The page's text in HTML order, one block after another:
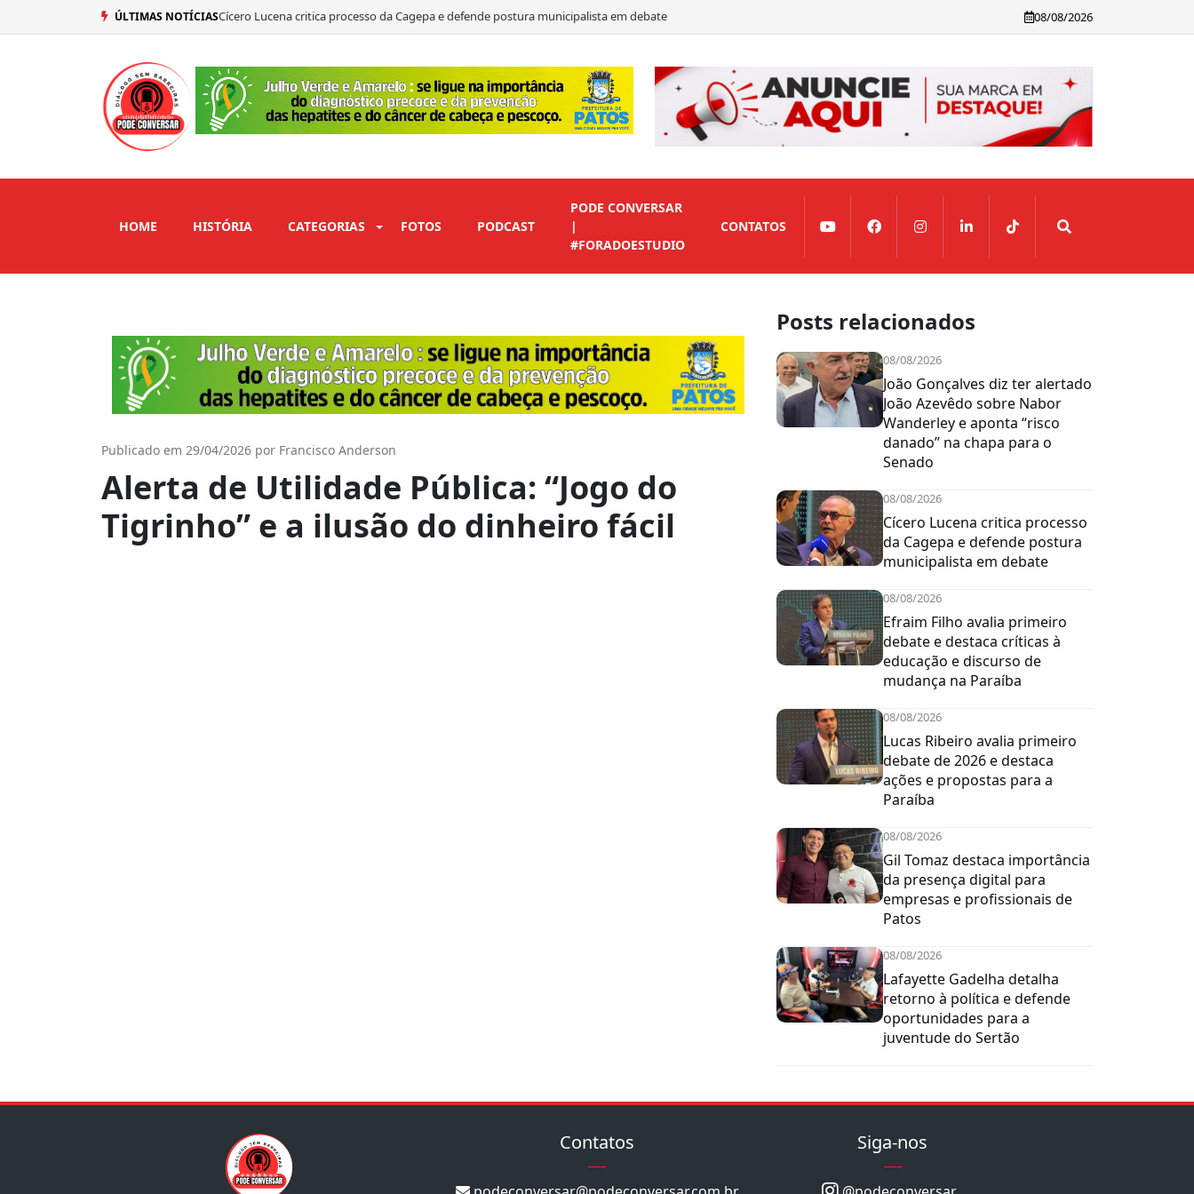
ÚLTIMAS NOTÍCIASCícero Lucena critica processo da Cagepa e defende postura municipalista em debate
Efraim Filho avalia primeiro debate e destaca críticas à educação e discurso de mudança na Paraíba
Gil Tomaz destaca importância da presença digital para empresas e profissionais de Patos
08/08/2026
HOME HISTÓRIA CATEGORIAS FOTOS PODCAST
PODE CONVERSAR
|
#FORADOESTUDIO
CONTATOS
Publicado em 29/04/2026 por Francisco Anderson
Alerta de Utilidade Pública: “Jogo do
Tigrinho” e a ilusão do dinheiro fácil
Posts relacionados
08/08/2026
João Gonçalves diz ter alertado
João Azevêdo sobre Nabor
Wanderley e aponta “risco
danado” na chapa para o
Senado
08/08/2026
Cícero Lucena critica processo
da Cagepa e defende postura
municipalista em debate
08/08/2026
Efraim Filho avalia primeiro
debate e destaca críticas à
educação e discurso de
mudança na Paraíba
08/08/2026
Lucas Ribeiro avalia primeiro
debate de 2026 e destaca
ações e propostas para a
Paraíba
08/08/2026
Gil Tomaz destaca importância
da presença digital para
empresas e profissionais de
Patos
08/08/2026
Lafayette Gadelha detalha
retorno à política e defende
oportunidades para a
juventude do Sertão
Contatos Siga-nos